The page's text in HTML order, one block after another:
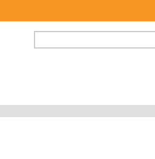
FORMULAIRE DE